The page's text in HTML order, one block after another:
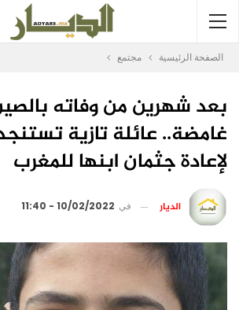
الصفحة الرئيسية مجتمع
بعد شهرين من وفاته
غامضة.. عائلة تازية
لإعادة جثمان ابنها للمغرب
الديار في 10/02/2022 - 11:40